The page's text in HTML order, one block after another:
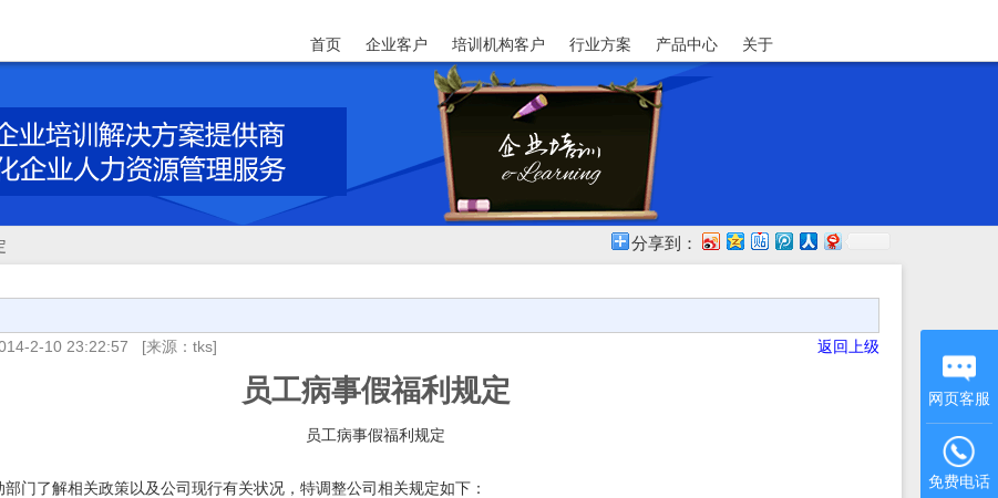
首页 企业客户 培训机构客户 行业方案 产品中心 关于
分享到：
2-10 23:22:57 [来源：tks] 返回上级
员工病事假福利规定
员工病事假福利规定
部门了解相关政策以及公司现行有关状况，特调整公司相关规定如下：
网页客服
免费电话